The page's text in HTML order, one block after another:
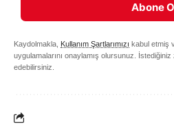
Abone
Kaydolmakla, Kullanım Şartlarımızı kabul etmiş
uygulamalarını onaylamış olursunuz.
edebilirsiniz.